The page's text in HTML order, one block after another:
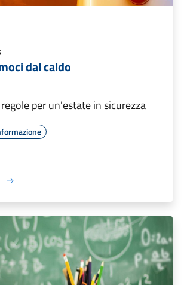
dal caldo
per un'estate in sicurezza